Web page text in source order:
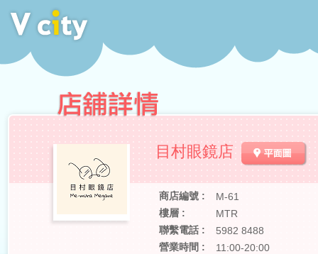
目村眼鏡店
商店編號 :
M-61
樓層 :
MTR
聯繫電話 :
5982 8488
營業時間 :
11:00-20:00